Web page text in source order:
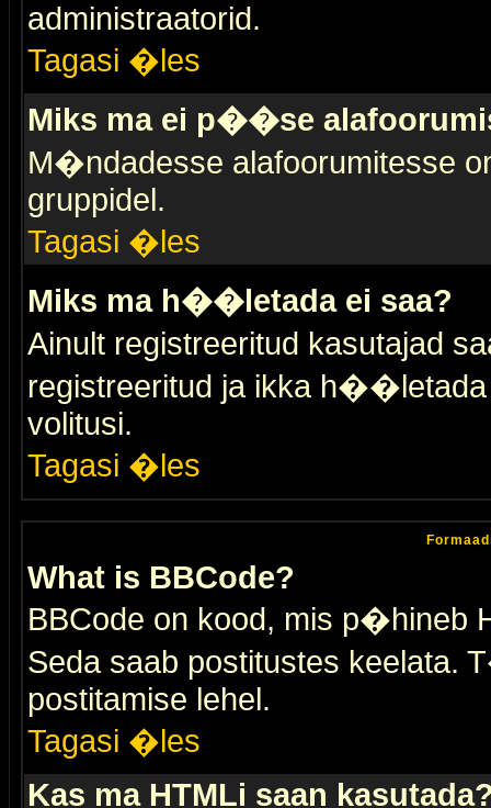
administraatorid.
Tagasi �les
Miks ma ei p��se
M�ndadesse alafoorumitesse
gruppidel.
Tagasi �les
Miks ma h��letada ei saa?
Ainult registreeritud kasutajad
registreeritud ja ikka h��letada
volitusi.
Tagasi �les
What is BBCode?
BBCode on kood, mis p�hineb
Seda saab postitustes keelata.
postitamise lehel.
Tagasi �les
Kas ma HTMLi saan